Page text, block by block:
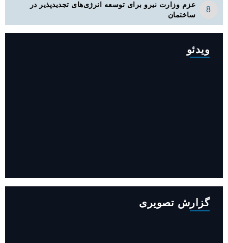
عزم وزارت نیرو برای توسعه انرژی‌های تجدیدپذیر در
ساختمان
ویدئو
گزارش تصویری